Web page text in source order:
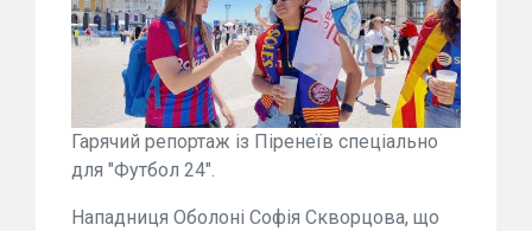
Гарячий репортаж із Піренеїв спеціально
для "Футбол 24".
Нападниця Оболоні Софія Скворцова, що